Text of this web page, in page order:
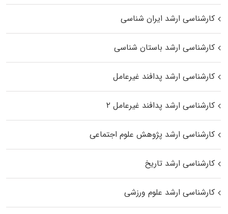
کارشناسی ارشد ایران شناسی
کارشناسی ارشد باستان شناسی
کارشناسی ارشد پدافند غیرعامل
کارشناسی ارشد پدافند غیرعامل ۲
کارشناسی ارشد پژوهش علوم اجتماعی
کارشناسی ارشد تاریخ
کارشناسی ارشد علوم ورزشی